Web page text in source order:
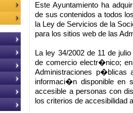
Este Ayuntamiento ha
de sus contenidos a todos
la Ley de Servicios de la
para los sitios web de las
La ley 34/2002 de 11 de
de comercio electr�nico;
Administraciones p�blicas
informaci�n disponible en
accesible a personas con
los criterios de accesibilidad